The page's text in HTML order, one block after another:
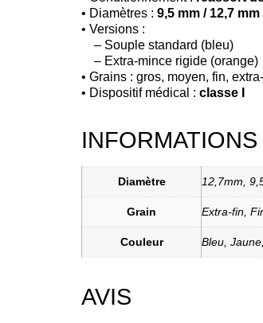
• Diamètres : 9,5 mm / 12,7 mm
• Versions :
– Souple standard (bleu)
– Extra-mince rigide (orange)
• Grains : gros, moyen, fin,
• Dispositif médical : classe I
Diamètre 12,7mm,
Grain Extra-fin,
Couleur Bleu,
AVIS